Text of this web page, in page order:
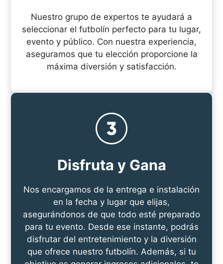
Nuestro grupo de expertos te ayudará a
seleccionar el futbolín perfecto para tu lugar,
evento y público. Con nuestra experiencia,
aseguramos que tu elección proporcione la
máxima diversión y satisfacción.
Disfruta y Gana
Nos encargamos de la entrega e instalación
en la fecha y lugar que elijas,
asegurándonos de que todo esté preparado
para tu evento. Desde ese instante, podrás
disfrutar del entretenimiento y la diversión
que ofrece nuestro futbolín. Además, si tu